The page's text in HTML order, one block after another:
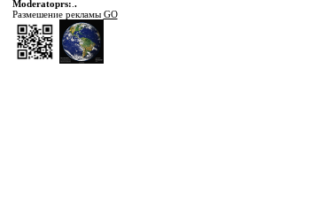
Moderatoprs: .
Размешение рекламы GO